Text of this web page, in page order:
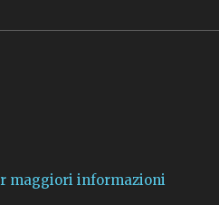
maggiori informazioni